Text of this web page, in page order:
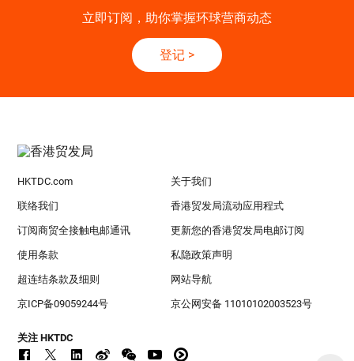
立即订阅，助你掌握环球营商动态
登记 >
HKTDC.com 关于我们
联络我们 香港贸发局流动应用程式
订阅商贸全接触电邮通讯 更新您的香港贸发局电邮订阅
使用条款 私隐政策声明
超连结条款及细则 网站导航
京ICP备09059244号 京公网安备 11010102003523号
关注 HKTDC